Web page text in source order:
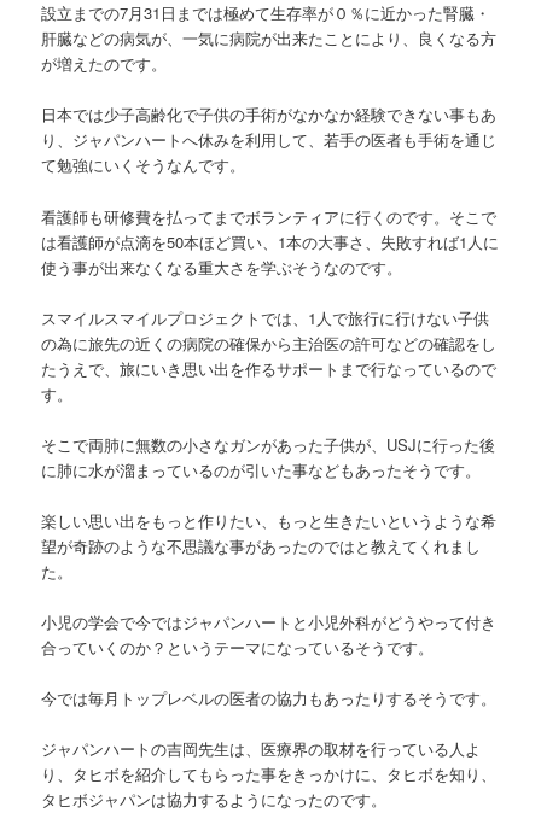
設立までの7月31日までは極めて生存率が０％に近かった腎臓・
肝臓などの病気が、一気に病院が出来たことにより、良くなる方
が増えたのです。
日本では少子高齢化で子供の手術がなかなか経験できない事もあ
り、ジャパンハートへ休みを利用して、若手の医者も手術を通じ
て勉強にいくそうなんです。
看護師も研修費を払ってまでボランティアに行くのです。そこで
は看護師が点滴を50本ほど買い、1本の大事さ、失敗すれば1人に
使う事が出来なくなる重大さを学ぶそうなのです。
スマイルスマイルプロジェクトでは、1人で旅行に行けない子供
の為に旅先の近くの病院の確保から主治医の許可などの確認をし
たうえで、旅にいき思い出を作るサポートまで行なっているので
す。
そこで両肺に無数の小さなガンがあった子供が、USJに行った後
に肺に水が溜まっているのが引いた事などもあったそうです。
楽しい思い出をもっと作りたい、もっと生きたいというような希
望が奇跡のような不思議な事があったのではと教えてくれまし
た。
小児の学会で今ではジャパンハートと小児外科がどうやって付き
合っていくのか？というテーマになっているそうです。
今では毎月トップレベルの医者の協力もあったりするそうです。
ジャパンハートの吉岡先生は、医療界の取材を行っている人よ
り、タヒボを紹介してもらった事をきっかけに、タヒボを知り、
タヒボジャパンは協力するようになったのです。